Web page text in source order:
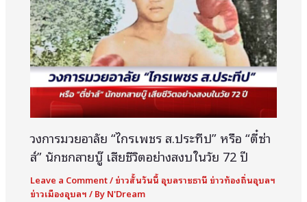
วงการมวยอาลัย “ไกรเพชร ส.ประทีป” หรือ “ตี๋ซ่า
ส์” นักชกสายบู๊ เสียชีวิตอย่างสงบในวัย 72 ปี
Leave a Comment/ ข่าวสั้นวันนี้ อุบลราชธานี ข่าวท้องถิ่นอุบลฯ
ข่าวเมืองอุบลฯ / By N'Dream